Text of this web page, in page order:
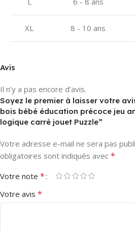
XL 8 - 10 ans
Avis
Il n’y a pas encore d’avis.
Soyez le premier à laisser votre
bois bébé éducation précoce jeu
logique carré jouet Puzzle”
Votre adresse e-mail ne sera pas
obligatoires sont indiqués avec *
Votre note *
Votre avis *